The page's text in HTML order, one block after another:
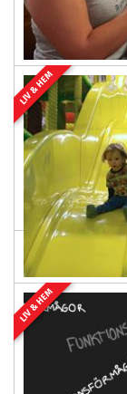
"En paus
2015-06-12 12:04
Zebran är en
Aspergers
torsdagskvällar
LIV & HEM
"Jag har
mig!"
Bitte har man,
LIV & HEM